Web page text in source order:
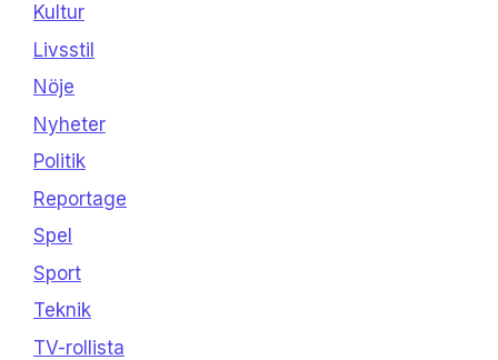
Kultur
Livsstil
Nöje
Nyheter
Politik
Reportage
Spel
Sport
Teknik
TV-rollista